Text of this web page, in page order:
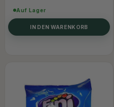
Auf Lager
IN DEN WARENKORB